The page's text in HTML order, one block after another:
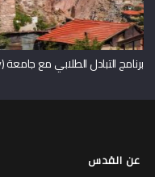
برنامج التبادل الطلابي مع جامعة (Ankara University) في تركيا
عن القدس